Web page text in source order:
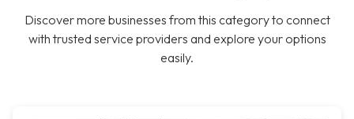
Discover more businesses from this category to connect
with trusted service providers and explore your options
easily.